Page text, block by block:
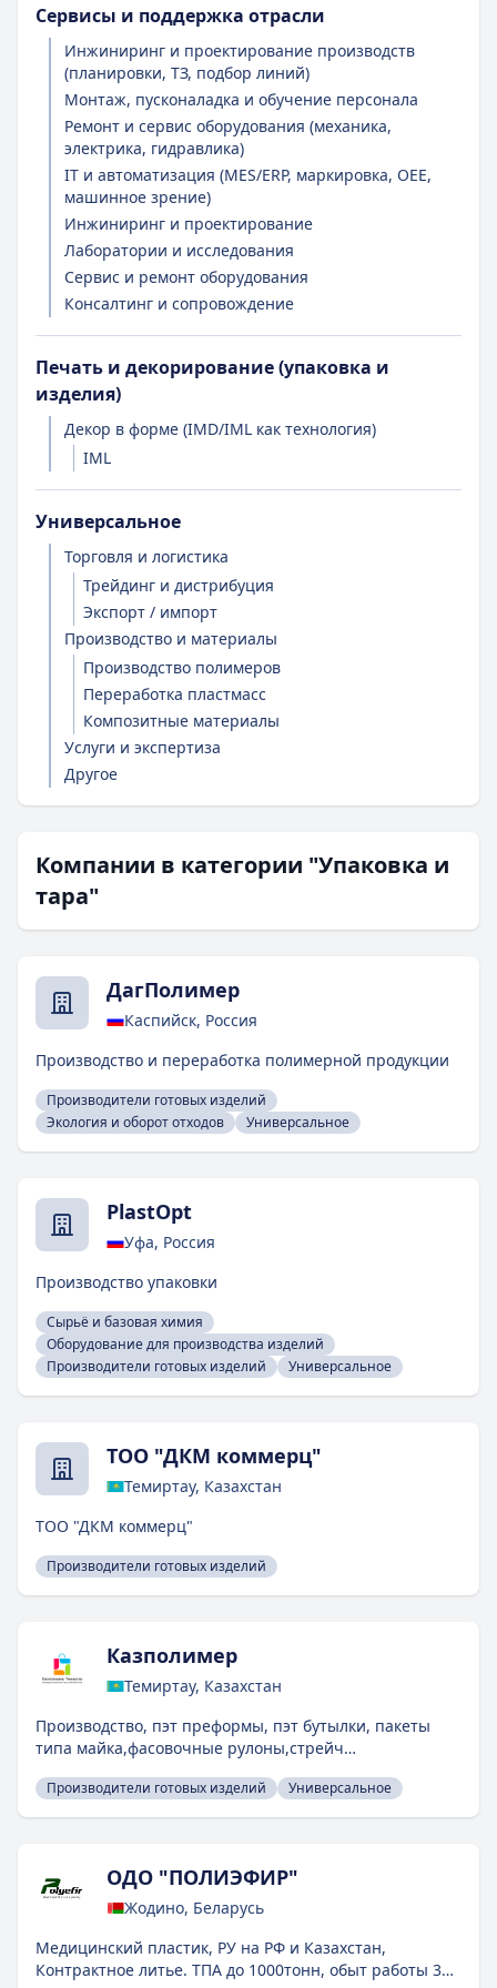
Сервисы и поддержка отрасли
Инжиниринг и проектирование производств
(планировки, ТЗ, подбор линий)
Монтаж, пусконаладка и обучение персонала
Ремонт и сервис оборудования (механика,
электрика, гидравлика)
IT и автоматизация (MES/ERP, маркировка, OEE,
машинное зрение)
Инжиниринг и проектирование
Лаборатории и исследования
Сервис и ремонт оборудования
Консалтинг и сопровождение
Печать и декорирование (упаковка и
изделия)
Декор в форме (IMD/IML как технология)
IML
Универсальное
Торговля и логистика
Трейдинг и дистрибуция
Экспорт / импорт
Производство и материалы
Производство полимеров
Переработка пластмасс
Композитные материалы
Услуги и экспертиза
Другое
Компании в категории "Упаковка и
тара"
ДагПолимер
Каспийск, Россия
Производство и переработка полимерной продукции
Производители готовых изделий
Экология и оборот отходов
Универсальное
PlastOpt
Уфа, Россия
Производство упаковки
Сырьё и базовая химия
Оборудование для производства изделий
Производители готовых изделий
Универсальное
ТОО "ДКМ коммерц"
Темиртау, Казахстан
ТОО "ДКМ коммерц"
Производители готовых изделий
Казполимер
Темиртау, Казахстан
Производство, пэт преформы, пэт бутылки, пакеты
типа майка,фасовочные рулоны,стрейч
Производители готовых изделий Универсальное
ОДО "ПОЛИЭФИР"
Жодино, Беларусь
Медицинский пластик, РУ на РФ и Казахстан,
Контрактное литье. ТПА до 1000тонн, обыт работы 35